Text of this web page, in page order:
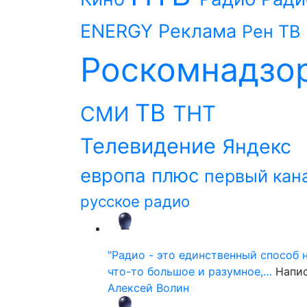
ENERGY Реклама Рен ТВ
СМИ ТВ ТНТ
Телевидение Яндекс
европа плюс первый
русское радио
"Радио - это единственный способ
что-то большое и разумное,…
Алексей Волин